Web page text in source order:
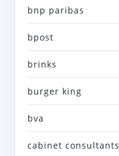
bnp paribas
bpost
brinks
burger king
bva
cabinet consultants